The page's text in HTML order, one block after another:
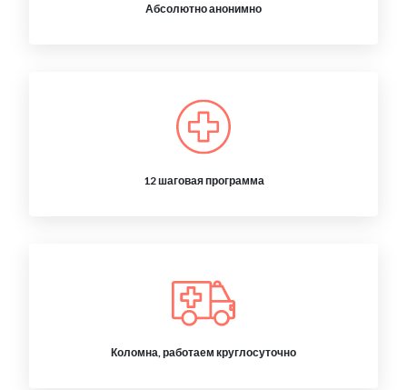
Абсолютно анонимно
12 шаговая программа
Коломна, работаем круглосуточно